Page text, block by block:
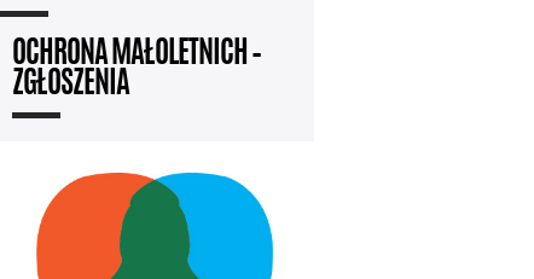
OCHRONA MAŁOLETNICH –
ZGŁOSZENIA